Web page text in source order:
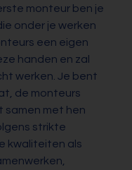
monteur ben je
onder je werken
een eigen
handen en zal
werken. Je bent
de monteurs
samen met hen
strikte
kwaliteiten als